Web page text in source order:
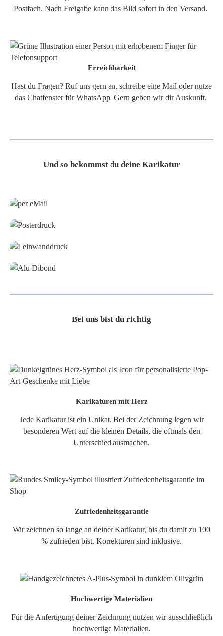
Postfach. Nach Freigabe kann das Bild sofort in den Versand.
Erreichbarkeit
Hast du Fragen? Ruf uns gern an, schreibe eine Mail oder nutze
das Chatfenster für WhatsApp. Gern geben wir dir Auskunft.
Und so bekommst du deine Karikatur
Bei uns bist du richtig
Karikaturen mit Herz
Jede Karikatur ist ein Unikat. Bei der Zeichnung legen wir
besonderen Wert auf die kleinen Details, die oftmals den
Unterschied ausmachen.
Zufriedenheitsgarantie
Wir zeichnen so lange an deiner Karikatur, bis du damit zu 100
% zufrieden bist. Korrekturen sind inklusive.
Hochwertige Materialien
Für die Anfertigung deiner Zeichnung nutzen wir ausschließlich
hochwertige Materialien.